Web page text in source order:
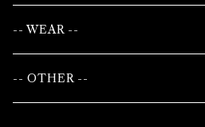
-- WEAR --
WOMAN
-- OTHER --